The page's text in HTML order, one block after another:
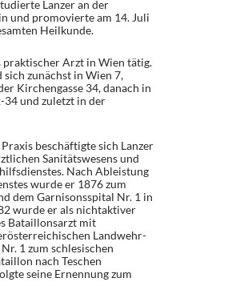
Lanzer an der
und promovierte am 14. Juli
Heilkunde.
Arzt in Wien tätig.
zunächst in Wien 7,
Kirchengasse 34, danach in
34 und zuletzt in der
beschäftigte sich Lanzer
Sanitätswesens und
Nach Ableistung
wurde er 1876 zum
dem Garnisonsspital Nr. 1 in
wurde er als nichtaktiver
Bataillonsarzt mit
Landwehr-
1 zum schlesischen
nach Teschen
seine Ernennung zum